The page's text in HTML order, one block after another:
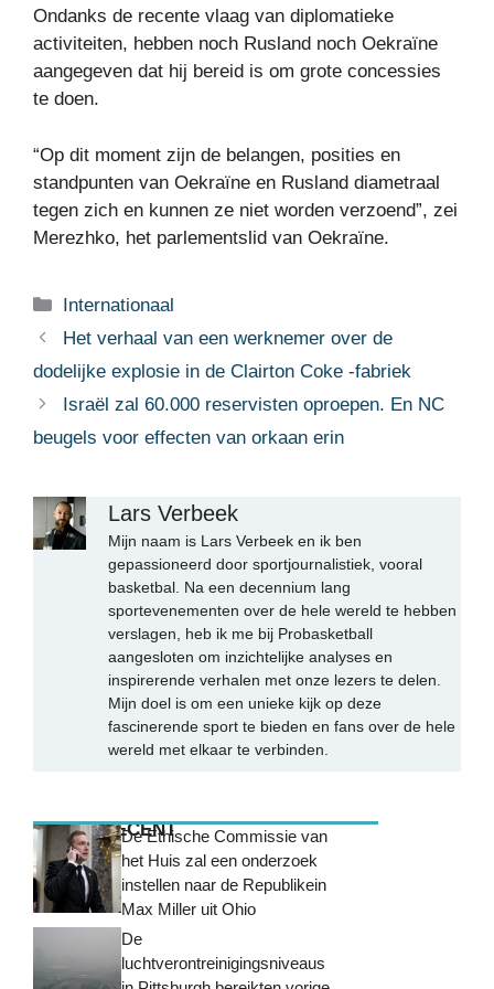
Ondanks de recente vlaag van diplomatieke
activiteiten, hebben noch Rusland noch Oekraïne
aangegeven dat hij bereid is om grote concessies
te doen.
“Op dit moment zijn de belangen, posities en
standpunten van Oekraïne en Rusland diametraal
tegen zich en kunnen ze niet worden verzoend”, zei
Merezhko, het parlementslid van Oekraïne.
Categorieën
Internationaal
Het verhaal van een werknemer over de
dodelijke explosie in de Clairton Coke -fabriek
Israël zal 60.000 reservisten oproepen. En NC
beugels voor effecten van orkaan erin
Lars Verbeek
Mijn naam is Lars Verbeek en ik ben
gepassioneerd door sportjournalistiek, vooral
basketbal. Na een decennium lang
sportevenementen over de hele wereld te hebben
verslagen, heb ik me bij Probasketball
aangesloten om inzichtelijke analyses en
inspirerende verhalen met onze lezers te delen.
Mijn doel is om een unieke kijk op deze
fascinerende sport te bieden en fans over de hele
wereld met elkaar te verbinden.
MEEST RECENTDe Ethische Commissie van
het Huis zal een onderzoek
instellen naar de Republikein
Max Miller uit Ohio
De
luchtverontreinigingsniveaus